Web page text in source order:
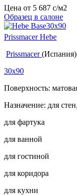
Цена от 5 687 c/м2
Образец в салоне
Prissmacer Hebe
Prissmacer(Испания)
30x90
Поверхность:
Назначение: для
для фартука
для ванной
для гостиной
для коридора
для кухни